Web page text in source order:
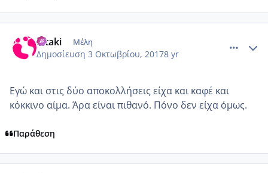
ditaki Μέλη
Δημοσίευση 3 Οκτωβρίου, 20178 yr
Εγώ και στις δύο αποκολλήσεις είχα και καφέ και
κόκκινο αίμα. Άρα είναι πιθανό. Πόνο δεν είχα όμως.
Παράθεση